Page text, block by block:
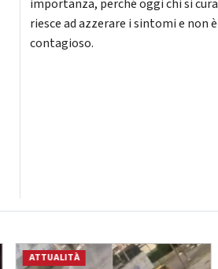
importanza, perché oggi chi si cura
riesce ad azzerare i sintomi e non è
contagioso.
ATTUALITÀ